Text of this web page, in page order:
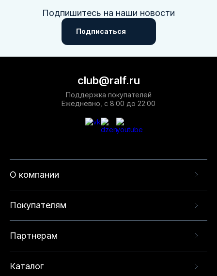
Подпишитесь на наши новости
Подписаться
О компании
Покупателям
Партнерам
Каталог
club@ralf.ru
Поддержка покупателей
Ежедневно, с 8:00 до 22:00